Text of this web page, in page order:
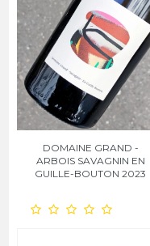
DOMAINE GRAND -
ARBOIS SAVAGNIN EN
GUILLE-BOUTON 2023